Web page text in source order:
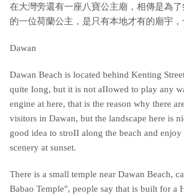
在大灣旁還有一座八寶公主廟，相傳是為
的一位荷蘭公主，是只有本地才有的廟宇，
Dawan
Dawan Beach is located behind Kenting
quite Iong, but it is not aIIowed to play any
engine at here, that is the reason why there
visitors in Dawan, but the landscape here is
good idea to stroII along the beach and
scenery at sunset.
There is a small temple near Dawan Beach,
Babao Temple", people say that is built for a